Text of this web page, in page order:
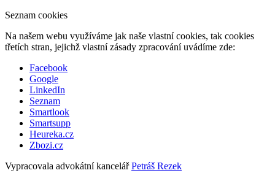
Seznam cookies
Na našem webu využíváme jak naše vlastní cookies, tak cookies
třetích stran, jejichž vlastní zásady zpracování uvádíme zde:
Facebook
Google
LinkedIn
Seznam
Smartlook
Smartsupp
Heureka.cz
Zbozi.cz
Vypracovala advokátní kancelářPetráš Rezek